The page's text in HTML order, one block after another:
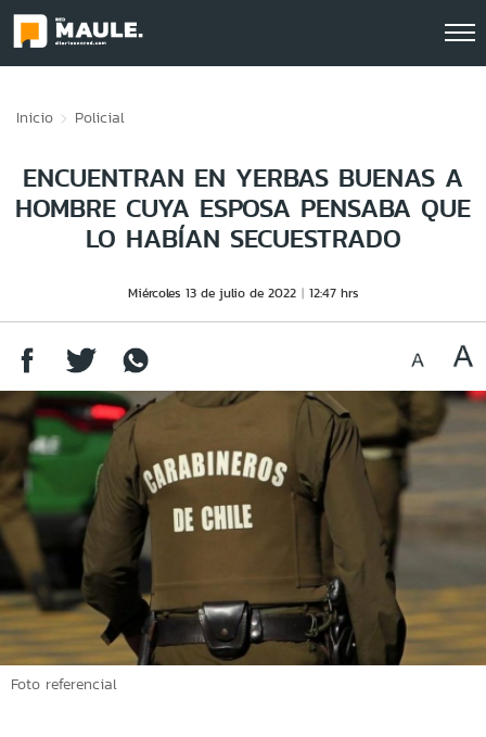
Inicio Policial
ENCUENTRAN EN YERBAS BUENAS A
HOMBRE CUYA ESPOSA PENSABA QUE
LO HABÍAN SECUESTRADO
Miércoles 13 de julio de 2022 12:47 hrs
Foto referencial